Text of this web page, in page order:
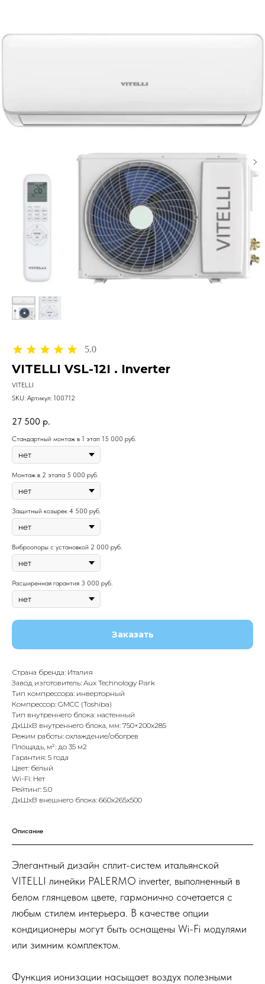
5.0
VITELLI VSL-12I . Inverter
VITELLI
SKU: Артикул: 100712
27 500 р.
Стандартный монтаж в 1 этап 15 000 руб.
Монтаж в 2 этапа 5 000 руб.
Защитный козырек 4 500 руб.
Виброопоры с установкой 2 000 руб.
Расширенная гарантия 3 000 руб.
Заказать
Страна бренда: Италия
Завод изготовитель: Aux Technology Park
Тип компрессора: инверторный
Компрессор: GMCC (Toshiba)
Тип внутреннего блока: настенный
ДxШxВ внутреннего блока, мм: 750×200х285
Режим работы: охлаждение/обогрев
Площадь, м²: до 35 м2
Гарантия: 5 года
Цвет: белый
Wi-Fi: Нет
Рейтинг: 5.0
ДxШxВ внешнего блока: 660х265х500
Описание
Элегантный дизайн сплит-систем итальянской
VITELLI линейки PALERMO inverter, выполненный в
белом глянцевом цвете, гармонично сочетается с
любым стилем интерьера. В качестве опции
кондиционеры могут быть оснащены Wi-Fi модулями
или зимним комплектом.
Функция ионизации насыщает воздух полезными